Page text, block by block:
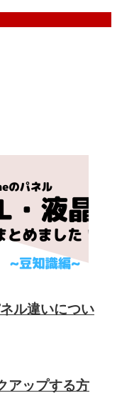
ル違いについ
アップする方